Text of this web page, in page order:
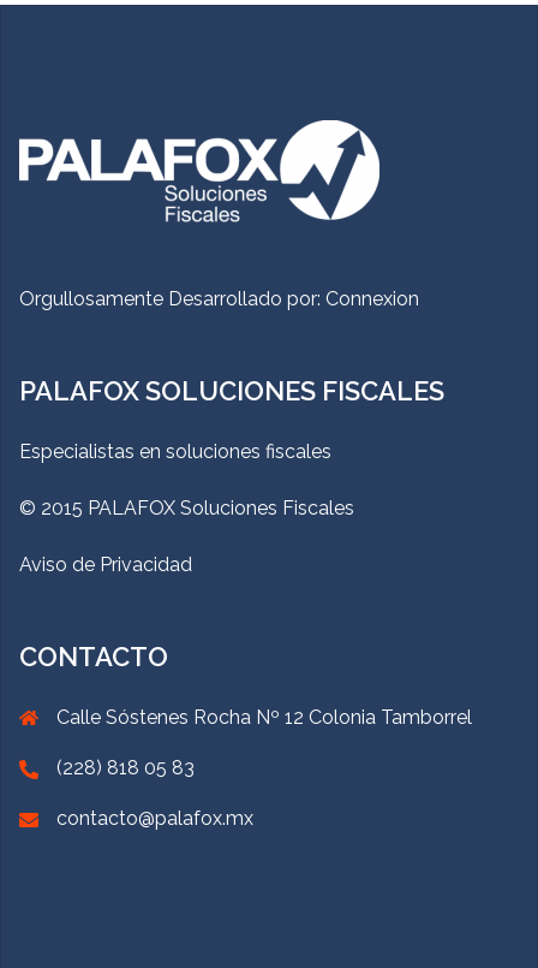
Orgullosamente Desarrollado por: Connexion
PALAFOX SOLUCIONES FISCALES
Especialistas en soluciones fiscales
© 2015 PALAFOX Soluciones Fiscales
Aviso de Privacidad
CONTACTO
Calle Sóstenes Rocha Nº 12 Colonia Tamborrel
(228) 818 05 83
contacto@palafox.mx